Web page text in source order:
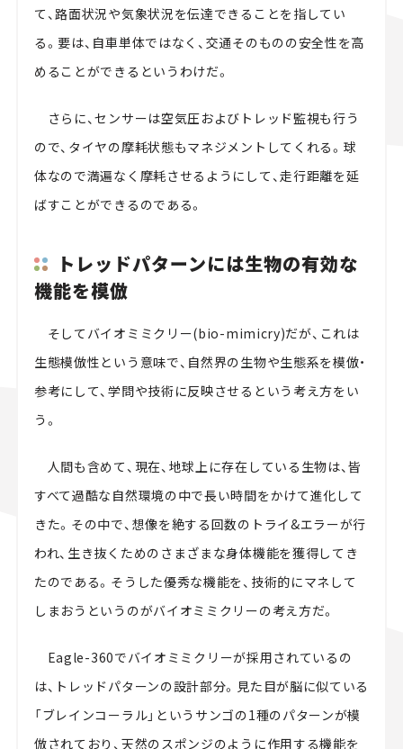
て、路面状況や気象状況を伝達できることを指してい
る。要は、自車単体ではなく、交通そのものの安全性を高
めることができるというわけだ。
さらに、センサーは空気圧およびトレッド監視も行う
ので、タイヤの摩耗状態もマネジメントしてくれる。球
体なので満遍なく摩耗させるようにして、走行距離を延
ばすことができるのである。
トレッドパターンには生物の有効な
機能を模倣
そしてバイオミミクリー(bio-mimicry)だが、これは
生態模倣性という意味で、自然界の生物や生態系を模倣・
参考にして、学問や技術に反映させるという考え方をい
う。
人間も含めて、現在、地球上に存在している生物は、皆
すべて過酷な自然環境の中で長い時間をかけて進化して
きた。その中で、想像を絶する回数のトライ&エラーが行
われ、生き抜くためのさまざまな身体機能を獲得してき
たのである。そうした優秀な機能を、技術的にマネして
しまおうというのがバイオミミクリーの考え方だ。
Eagle-360でバイオミミクリーが採用されているの
は、トレッドパターンの設計部分。見た目が脳に似ている
「ブレインコーラル」というサンゴの1種のパターンが模
倣されており、天然のスポンジのように作用する機能を